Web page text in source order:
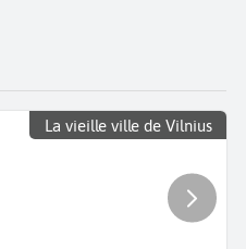
La vieille ville de Vilnius